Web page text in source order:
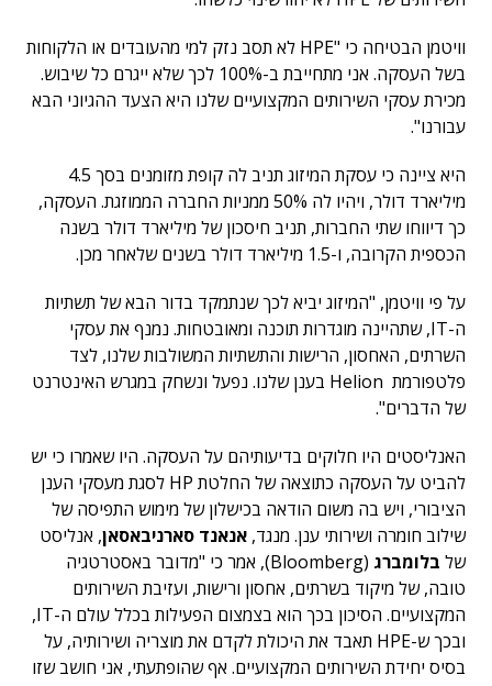
וויטמן הבטיחה כי "HPE לא תסב נזק למי מהעובדים או הלקוחות
בשל העסקה. אני מתחייבת ב-100% לכך שלא ייגרם כל שיבוש.
מכירת עסקי השירותים המקצועיים שלנו היא הצעד ההגיוני הבא
עבורנו".
היא ציינה כי עסקת המיזוג תניב לה קופת מזומנים בסך 4.5
מיליארד דולר, ויהיו לה 50% ממניות החברה הממוזגת. העסקה,
כך דיווחו שתי החברות, תניב חיסכון של מיליארד דולר בשנה
הכספית הקרובה, ו-1.5 מיליארד דולר בשנים שלאחר מכן.
על פי וויטמן, "המיזוג יביא לכך שנתמקד בדור הבא של תשתיות
ה-IT, שתהיינה מוגדרות תוכנה ומאובטחות. נמנף את עסקי
השרתים, האחסון, הרישות והתשתיות המשולבות שלנו, לצד
פלטפורמת Helion בענן שלנו. נפעל ונשחק במגרש האינטרנט
של הדברים".
האנליסטים היו חלוקים בדיעותיהם על העסקה. היו שאמרו כי יש
להביט על העסקה כתוצאה של החלטת HP לסגת מעסקי הענן
הציבורי, ויש בה משום הודאה בכישלון של מימוש התפיסה של
שילוב חומרה ושירותי ענן. מנגד, אנאנד סארניבאסאן, אנליסט
של בלומברג
(Bloomberg), אמר כי "מדובר באסטרטגיה
טובה, של מיקוד בשרתים, אחסון ורישות, ועזיבת השירותים
המקצועיים. הסיכון בכך הוא בצמצום הפעילות בכלל עולם ה-IT,
ובכך ש-HPE תאבד את היכולת לקדם את מוצריה ושירותיה, על
בסיס יחידת השירותים המקצועיים. אף שהופתעתי, אני חושב שזו